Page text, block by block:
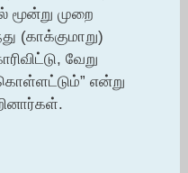
மூன்று முறை
(காக்குமாறு)
வேறு
என்று